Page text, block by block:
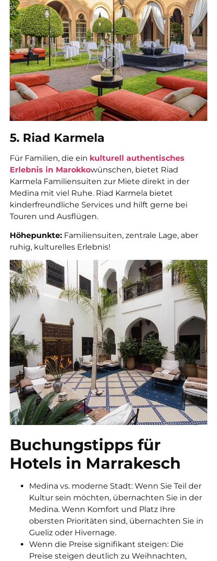
5. Riad Karmela
Für Familien, die ein kulturell authentisches
Erlebnis in Marokkowünschen, bietet Riad
Karmela Familiensuiten zur Miete direkt in der
Medina mit viel Ruhe. Riad Karmela bietet
kinderfreundliche Services und hilft gerne bei
Touren und Ausflügen.
Höhepunkte: Familiensuiten, zentrale Lage, aber
ruhig, kulturelles Erlebnis!
Buchungstipps für
Hotels in Marrakesch
Medina vs. moderne Stadt: Wenn Sie Teil der
Kultur sein möchten, übernachten Sie in der
Medina. Wenn Komfort und Platz Ihre
obersten Prioritäten sind, übernachten Sie in
Gueliz oder Hivernage.
Wenn die Preise signifikant steigen: Die
Preise steigen deutlich zu Weihnachten,